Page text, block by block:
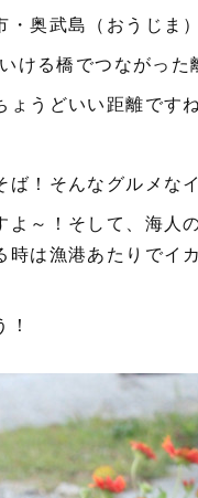
・奥武島（おうじま
る橋でつながった
うどいい距離ですね
！そんなグルメな
～！そして、海人
は漁港あたりでイ